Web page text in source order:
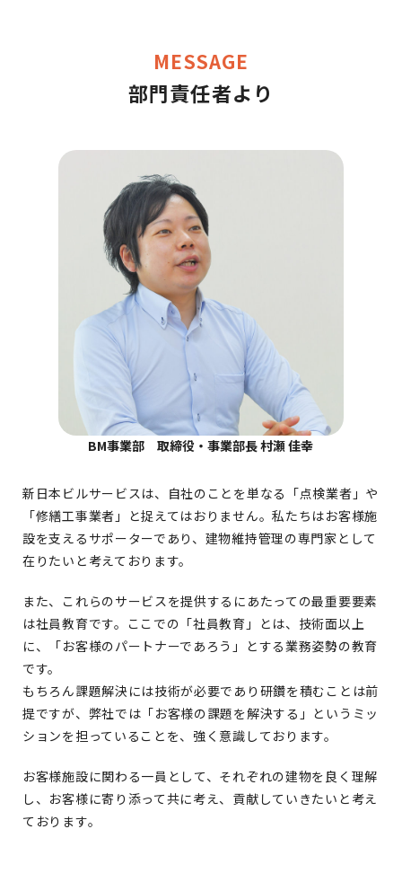
MESSAGE
部門責任者より
BM事業部 取締役・事業部長 村瀬 佳幸
新日本ビルサービスは、自社のことを単なる「点検業者」や
「修繕工事業者」と捉えてはおりません。私たちはお客様施
設を支えるサポーターであり、建物維持管理の専門家として
在りたいと考えております。
また、これらのサービスを提供するにあたっての最重要要素
は社員教育です。ここでの「社員教育」とは、技術面以上
に、「お客様のパートナーであろう」とする業務姿勢の教育
です。
もちろん課題解決には技術が必要であり研鑽を積むことは前
提ですが、弊社では「お客様の課題を解決する」というミッ
ションを担っていることを、強く意識しております。
お客様施設に関わる一員として、それぞれの建物を良く理解
し、お客様に寄り添って共に考え、貢献していきたいと考え
ております。